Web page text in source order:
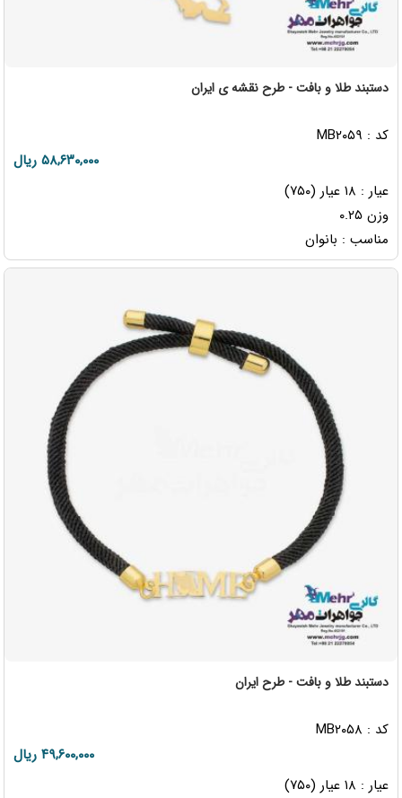
دستبند طلا و بافت - طرح نقشه ی ایران
کد : MB۲۰۵۹
۵۸,۶۳۰,۰۰۰ ریال
عیار : ۱۸ عیار (۷۵۰)
وزن ۰.۲۵
مناسب : بانوان
دستبند طلا و بافت - طرح ایران
کد : MB۲۰۵۸
۴۹,۶۰۰,۰۰۰ ریال
عیار : ۱۸ عیار (۷۵۰)